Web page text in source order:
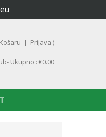
| Prijava )
Ukupno : €0.00